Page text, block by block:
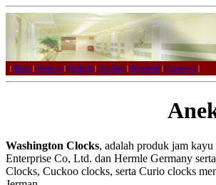
| Home | About us | Products | Site Map | Download | Contact us |
Washington Clocks, adalah produk jam
Enterprise Co, Ltd. dan Hermle Germany
Clocks, Cuckoo clocks, serta Curio clocks